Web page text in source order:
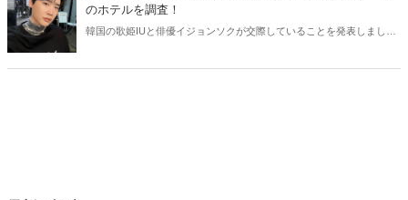
のホテルを調査！
韓国の歌姫IUと俳優イジョンソクが交際していることを発表しまし